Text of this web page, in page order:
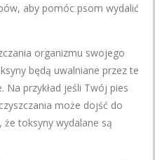
aby pomóc psom wydalić
organizmu swojego
będą uwalniane przez te
Na przykład jeśli Twój pies
może dojść do
że toksyny wydalane są